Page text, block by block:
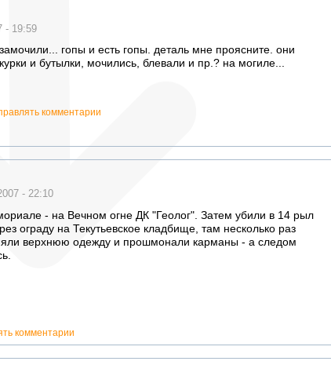
- 19:59
гопы и есть гопы. деталь мне проясните. они
и бутылки, мочились, блевали и пр.? на могиле...
комментарии
- 22:10
- на Вечном огне ДК "Геолог". Затем убили в 14 рыл
ограду на Текутьевское кладбище, там несколько раз
верхнюю одежду и прошмонали карманы - а следом
комментарии